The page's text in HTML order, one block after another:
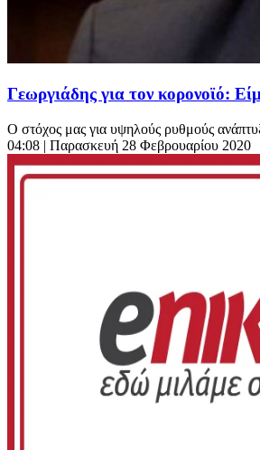
Γεωργιάδης για τον κορονοϊό:
Ο στόχος μας για υψηλούς ρυθμούς
04:08 | Παρασκευή 28 Φεβρουαρίου 2020